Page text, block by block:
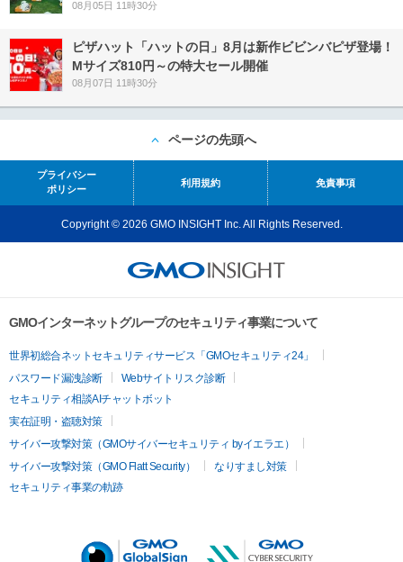
08月05日 11時30分
ピザハット「ハットの日」8月は新作ビビンバピザ登場！
Mサイズ810円～の特大セール開催
08月07日 11時30分
ページの先頭へ
プライバシー
ポリシー
利用規約 免責事項
Copyright © 2026 GMO INSIGHT Inc. All Rights Reserved.
GMOインターネットグループのセキュリティ事業について
世界初総合ネットセキュリティサービス「GMOセキュリティ24」
パスワード漏洩診断
Webサイトリスク診断
セキュリティ相談AIチャットボット
実在証明・盗聴対策
サイバー攻撃対策（GMOサイバーセキュリティ byイエラエ）
サイバー攻撃対策（GMO Flatt Security）
なりすまし対策
セキュリティ事業の軌跡